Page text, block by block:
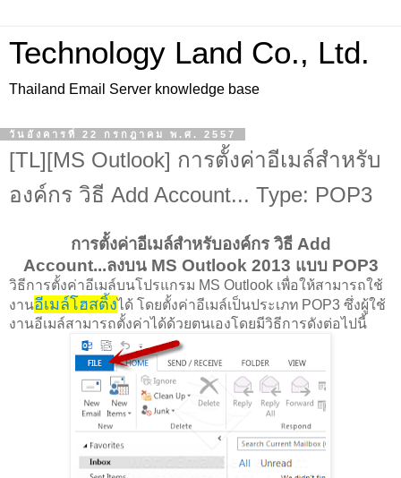
Technology Land Co., Ltd.
Thailand Email Server knowledge base
วันอังคารที่ 22 กรกฎาคม พ.ศ. 2557
[TL][MS Outlook] การตั้งค่าอีเมล์สำหรับ
องค์กร วิธี Add Account... Type: POP3
การตั้งค่าอีเมล์สำหรับองค์กร วิธี Add
Account...ลงบน MS Outlook 2013 แบบ POP3
วิธีการตั้งค่าอีเมล์บนโปรแกรม MS Outlook เพื่อให้สามารถใช้
งานอีเมล์โฮสติ้งได้ โดยตั้งค่าอีเมล์เป็นประเภท POP3 ซึ่งผู้ใช้
งานอีเมล์สามารถตั้งค่าได้ด้วยตนเองโดยมีวิธีการดังต่อไปนี้